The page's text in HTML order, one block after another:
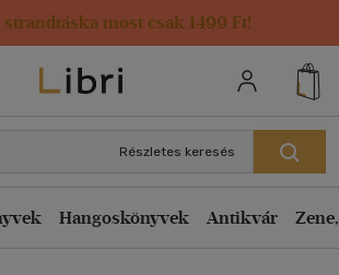
most csak 1499 Ft!
Kártya adatai
Részletes keresés
Hangoskönyvek Antikvár
csökkenő